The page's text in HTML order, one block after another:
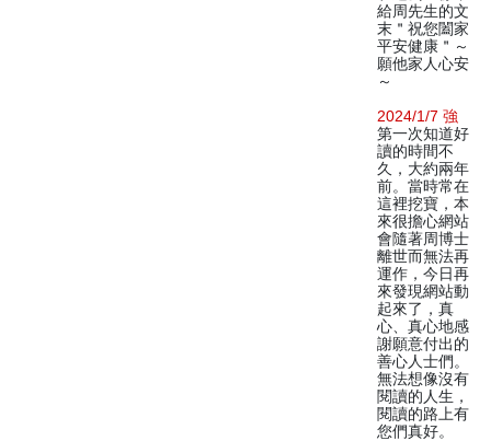
給周先生的文
末＂祝您闔家
平安健康＂～
願他家人心安
～
2024/1/7 強
第一次知道好
讀的時間不
久，大約兩年
前。當時常在
這裡挖寶，本
來很擔心網站
會隨著周博士
離世而無法再
運作，今日再
來發現網站動
起來了，真
心、真心地感
謝願意付出的
善心人士們。
無法想像沒有
閱讀的人生，
閱讀的路上有
您們真好。